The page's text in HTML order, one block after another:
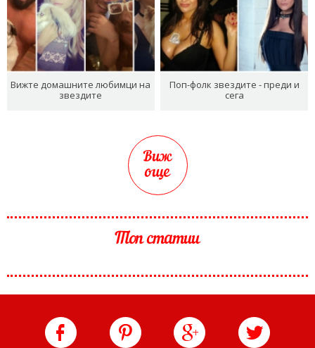
Вижте домашните любимци на
звездите
Поп-фолк звездите - преди и
сега
Виж
още
Топ статии